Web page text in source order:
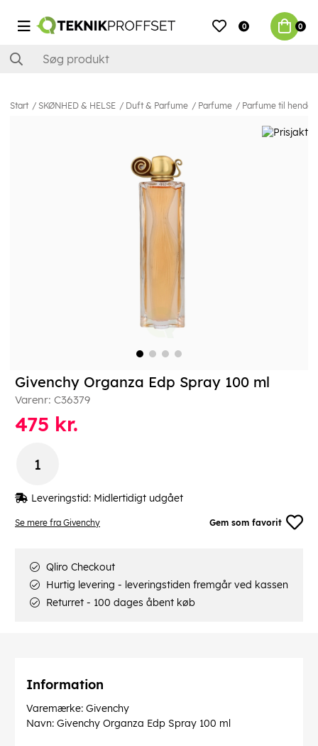
0 0
Start SKØNHED & HELSE Duft & Parfume Parfume Parfume til hende
Se mere fra Givenchy Gem som favorit
Givenchy Organza Edp Spray 100 ml
Varenr: C36379
475 kr.
Leveringstid: Midlertidigt udgået
Qliro Checkout
Hurtig levering - leveringstiden fremgår ved kassen
Returret - 100 dages åbent køb
Information
Varemærke: Givenchy
Navn: Givenchy Organza Edp Spray 100 ml